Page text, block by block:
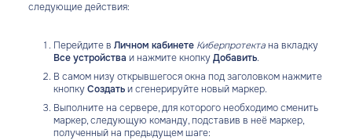
следующие действия:
Перейдите в Личном кабинете Киберпротектана вкладку
Все устройства и нажмите кнопкуДобавить.
В самом низу открывшегося окна под заголовком нажмите
кнопкуСоздатьи сгенерируйте новый маркер.
Выполните на сервере, для которого необходимо сменить
маркер, следующую команду, подставив в неё маркер,
полученный на предыдущем шаге: